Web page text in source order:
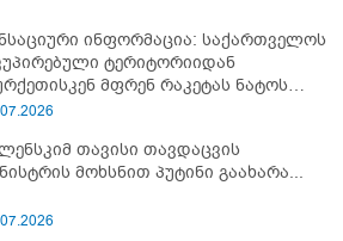
ინფორმაცია: საქართველოს
ტერიტორიიდან
მფრენ რაკეტას ნატოს
კინაღამ ჩაუშლია
თავისი თავდაცვის
მოხსნით პუტინი გაახარა...